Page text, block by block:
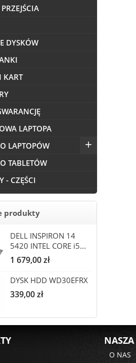
DYSKÓW
KART
LAPTOPA
LAPTOPÓW

TABLETÓW
- CZĘŚCI
produkty
DELL INSPIRON 14
5420 INTEL CORE i5...
Cena
1 679,00 zł
DYSK HDD WD30EFRX
Cena
339,00 zł
O NAS